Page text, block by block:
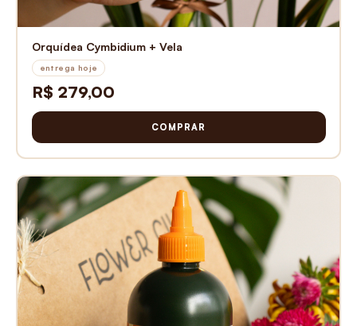
Orquídea Cymbidium + Vela
entrega hoje
R$ 279,00
COMPRAR